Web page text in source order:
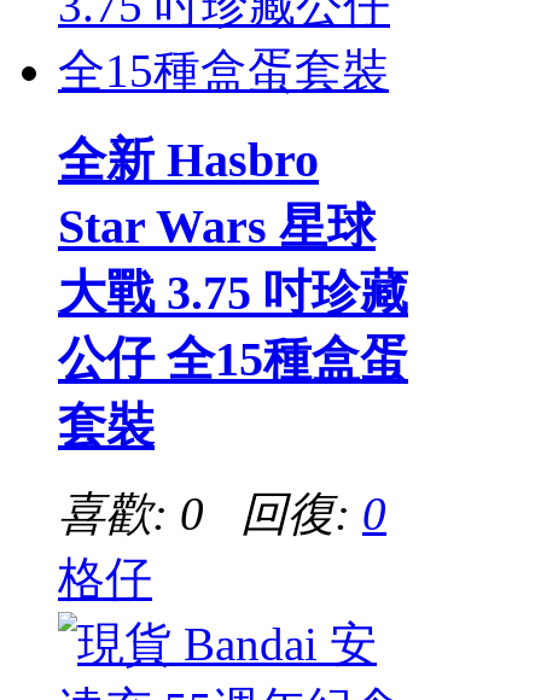
全新 Hasbro
Star Wars 星球
大戰 3.75 吋珍藏
公仔 全15種盒蛋
套裝
喜歡: 0 回復: 0
格仔